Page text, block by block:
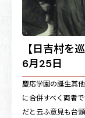
【日吉村を
6月25日
慶応学園の誕生其
に合併すべく両者
だと云ふ意見も台